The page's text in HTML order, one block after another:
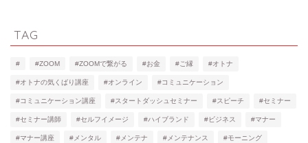
TAG
# #ZOOM #ZOOMで繋がる #お金 #ご縁 #オトナ
#オトナの気くばり講座 #オンライン #コミュニケーション
#コミュニケーション講座 #スタートダッシュセミナー #スピーチ #セミナー
#セミナー講師 #セルフイメージ #ハイブランド #ビジネス #マナー
#マナー講座 #メンタル #メンテナ #メンテナンス #モーニング